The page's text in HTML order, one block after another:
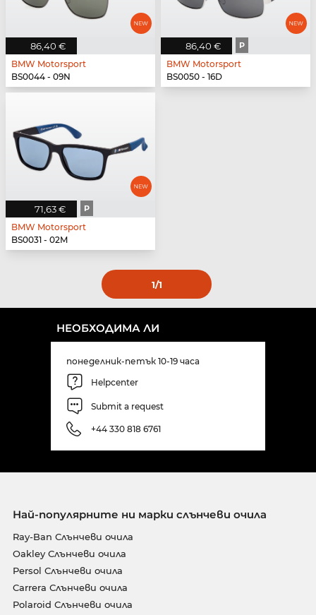
86,40 €
BMW Motorsport
BS0044 - 09N
86,40 € P
BMW Motorsport
BS0050 - 16D
71,63 € P
BMW Motorsport
BS0031 - 02M
1/1
НЕОБХОДИМА ЛИ
понеделник-петък 10-19 часа
Helpcenter
Submit a request
+44 330 818 6761
Най-популярните ни марки слънчеви очила
Ray-Ban Слънчеви очила
Oakley Слънчеви очила
Persol Слънчеви очила
Carrera Слънчеви очила
Polaroid Слънчеви очила